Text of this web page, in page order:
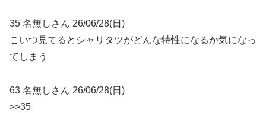
35 名無しさん 26/06/28(日)
こいつ見てるとシャリタツがどんな特性になるか気になっ
てしまう
63 名無しさん 26/06/28(日)
>>35